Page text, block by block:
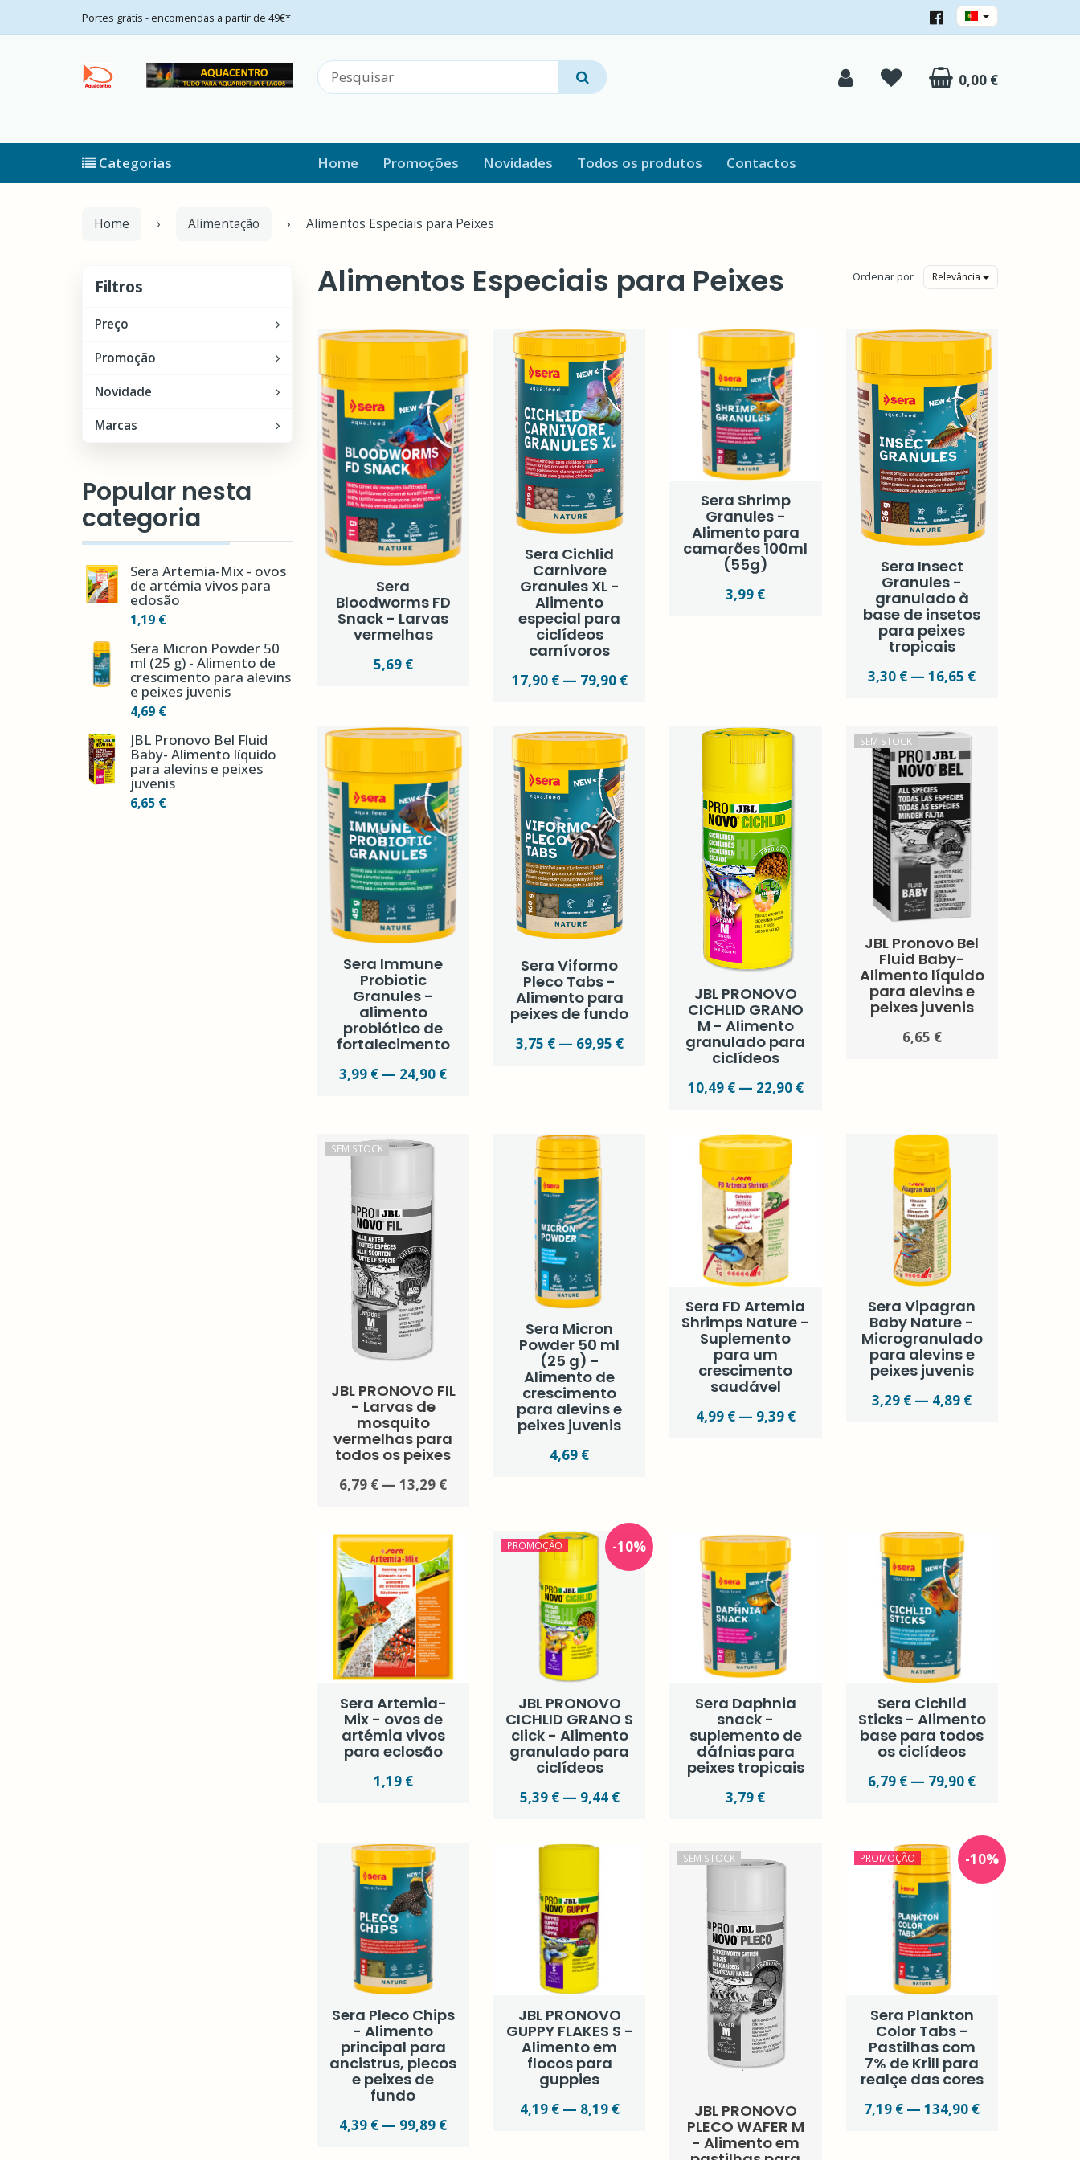
Portes grátis - encomendas a partir de 49€*
0,00 €
Home Promoções Novidades Todos os produtos Contactos
Categorias
Home Alimentação Alimentos Especiais para Peixes
Filtros
Preço
Promoção
Novidade
Marcas
Popular nesta
categoria
Sera Artemia-Mix - ovos
de artémia vivos para
eclosão
1,19 €
Sera Micron Powder 50
ml (25 g) - Alimento de
crescimento para alevins
e peixes juvenis
4,69 €
JBL Pronovo Bel Fluid
Baby- Alimento líquido
para alevins e peixes
juvenis
6,65 €
Alimentos Especiais para Peixes Ordenar por Relevância
Sera
Bloodworms FD
Snack - Larvas
vermelhas
5,69 €
Sera Cichlid
Carnivore
Granules XL -
Alimento
especial para
ciclídeos
carnívoros
17,90 € — 79,90 €
Sera Shrimp
Granules -
Alimento para
camarões 100ml
(55g)
3,99 €
Sera Insect
Granules -
granulado à
base de insetos
para peixes
tropicais
3,30 € — 16,65 €
Sera Immune
Probiotic
Granules -
alimento
probiótico de
fortalecimento
3,99 € — 24,90 €
Sera Viformo
Pleco Tabs -
Alimento para
peixes de fundo
3,75 € — 69,95 €
JBL PRONOVO
CICHLID GRANO
M - Alimento
granulado para
ciclídeos
10,49 € — 22,90 €
SEM STOCK
JBL Pronovo Bel
Fluid Baby-
Alimento líquido
para alevins e
peixes juvenis
6,65 €
SEM STOCK
JBL PRONOVO FIL
- Larvas de
mosquito
vermelhas para
todos os peixes
6,79 € — 13,29 €
Sera Micron
Powder 50 ml
(25 g) -
Alimento de
crescimento
para alevins e
peixes juvenis
4,69 €
Sera FD Artemia
Shrimps Nature -
Suplemento
para um
crescimento
saudável
4,99 € — 9,39 €
Sera Vipagran
Baby Nature -
Microgranulado
para alevins e
peixes juvenis
3,29 € — 4,89 €
Sera Artemia-
Mix - ovos de
artémia vivos
para eclosão
1,19 €
-10%
PROMOÇÃO
JBL PRONOVO
CICHLID GRANO S
click - Alimento
granulado para
ciclídeos
5,39 € — 9,44 €
Sera Daphnia
snack -
suplemento de
dáfnias para
peixes tropicais
3,79 €
Sera Cichlid
Sticks - Alimento
base para todos
os ciclídeos
6,79 € — 79,90 €
Sera Pleco Chips
- Alimento
principal para
ancistrus, plecos
e peixes de
fundo
4,39 € — 99,89 €
JBL PRONOVO
GUPPY FLAKES S -
Alimento em
flocos para
guppies
4,19 € — 8,19 €
SEM STOCK
JBL PRONOVO
PLECO WAFER M
- Alimento em
-10%
PROMOÇÃO
Sera Plankton
Color Tabs -
Pastilhas com
7% de Krill para
realçe das cores
7,19 € — 134,90 €